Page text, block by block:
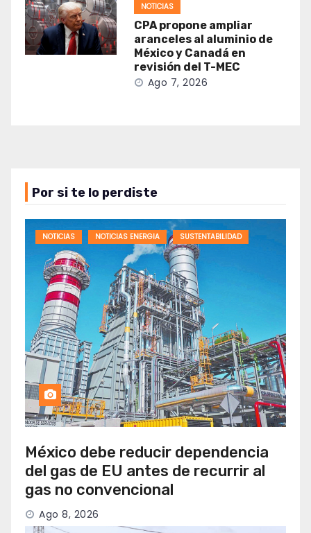
NOTICIAS
CPA propone ampliar
aranceles al aluminio de
México y Canadá en
revisión del T-MEC
Ago 7, 2026
Por si te lo perdiste
NOTICIAS NOTICIAS ENERGIA SUSTENTABILIDAD
México debe reducir dependencia
del gas de EU antes de recurrir al
gas no convencional
Ago 8, 2026